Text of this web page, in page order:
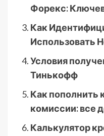
Форекс:
Как
Использовать
Условия
Тинькофф
Как пополнить
комиссии: все
Калькулятор